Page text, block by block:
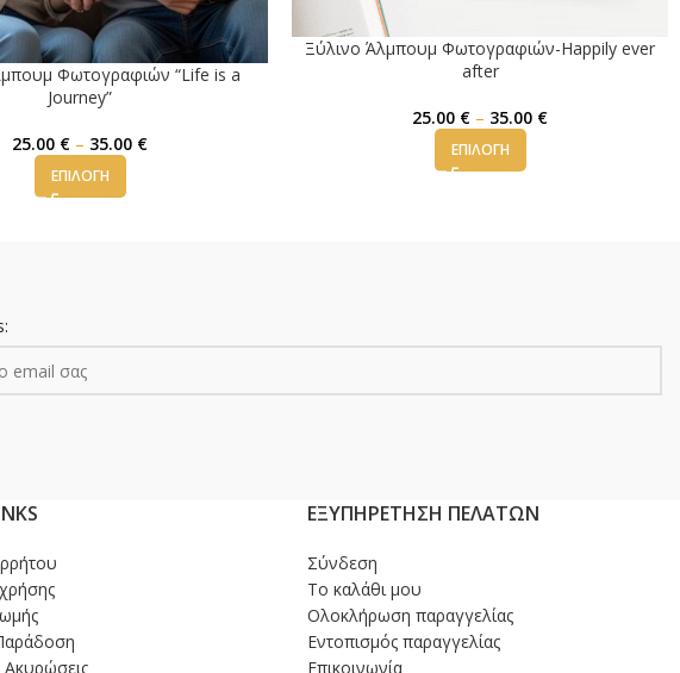
Φωτογραφιών “Life is a
Journey”
25.00 € – 35.00 €
ΕΠΙΛΟΓΉ
Ξύλινο Άλμπουμ Φωτογραφιών-Happily ever
after
25.00 € – 35.00 €
ΕΠΙΛΟΓΉ
ΕΞΥΠΗΡΕΤΗΣΗ ΠΕΛΑΤΩΝ
Σύνδεση
Το καλάθι μου
Ολοκλήρωση παραγγελίας
Εντοπισμός παραγγελίας
Επικοινωνία